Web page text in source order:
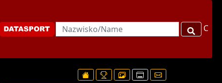
C